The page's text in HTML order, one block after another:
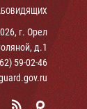
г. Орел
д.1
59-02-46